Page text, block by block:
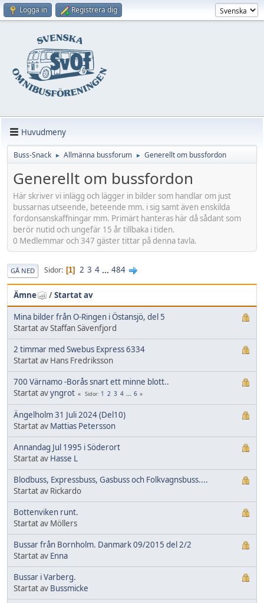
Logga in Registrera dig
Huvudmeny
Buss-Snack ► Allmänna bussforum ► Generellt om bussfordon
Generellt om bussfordon
Här skriver vi inlägg och lägger in bilder som handlar om just
bussarnas utseende, beteende mm. i sig samt även enskilda
fordonsanskaffningar mm. Primärt hanteras här då sådant som
berör nutid och ungefär 15 år tillbaka i tiden.
0 Medlemmar och 347 gäster tittar på denna tavla.
GÅ NED Sidor 1 2 3 4 ... 484
Ämne /Startat av
Mina bilder från O-Ringen i Östansjö, del 5
Startat av Staffan Sävenfjord
2 timmar med Swebus Express 6334
Startat av Hans Fredriksson
700 Värnamo -Borås snart ett minne blott..
Startat avyngrot Sidor 1 2 3 4 ... 6
Ängelholm 31 Juli 2024 (Del10)
Startat av Mattias Petersson
Annandag Jul 1995 i Söderort
Startat av Hasse L
Blodbuss, Expressbuss, Gasbuss och Folkvagnsbuss....
Startat av Rickardo
Bottenviken runt.
Startat av Möllers
Bussar från Bornholm. Danmark 09/2015 del 2/2
Startat av Enna
Bussar i Varberg.
Startat av Bussmicke